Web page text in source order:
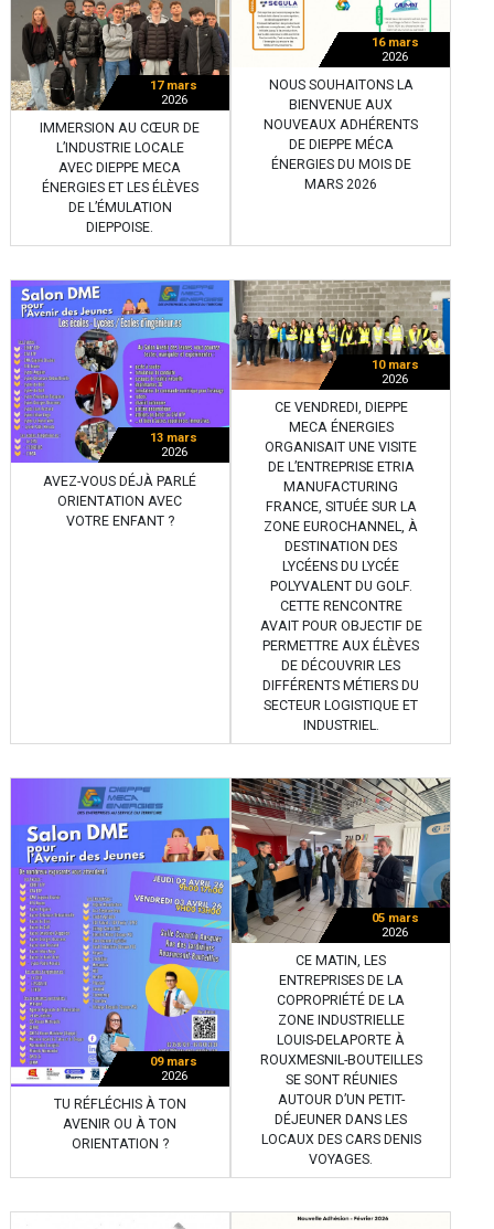
17 mars
2026
IMMERSION AU CŒUR DE
L’INDUSTRIE LOCALE
AVEC DIEPPE MECA
ÉNERGIES ET LES ÉLÈVES
DE L’ÉMULATION
DIEPPOISE.
16 mars
2026
NOUS SOUHAITONS LA
BIENVENUE AUX
NOUVEAUX ADHÉRENTS
DE DIEPPE MÉCA
ÉNERGIES DU MOIS DE
MARS 2026
13 mars
2026
AVEZ-VOUS DÉJÀ PARLÉ
ORIENTATION AVEC
VOTRE ENFANT ?
10 mars
2026
CE VENDREDI, DIEPPE
MECA ÉNERGIES
ORGANISAIT UNE VISITE
DE L’ENTREPRISE ETRIA
MANUFACTURING
FRANCE, SITUÉE SUR LA
ZONE EUROCHANNEL, À
DESTINATION DES
LYCÉENS DU LYCÉE
POLYVALENT DU GOLF.
CETTE RENCONTRE
AVAIT POUR OBJECTIF DE
PERMETTRE AUX ÉLÈVES
DE DÉCOUVRIR LES
DIFFÉRENTS MÉTIERS DU
SECTEUR LOGISTIQUE ET
INDUSTRIEL.
09 mars
2026
TU RÉFLÉCHIS À TON
AVENIR OU À TON
ORIENTATION ?
05 mars
2026
CE MATIN, LES
ENTREPRISES DE LA
COPROPRIÉTÉ DE LA
ZONE INDUSTRIELLE
LOUIS-DELAPORTE À
ROUXMESNIL-BOUTEILLES
SE SONT RÉUNIES
AUTOUR D’UN PETIT-
DÉJEUNER DANS LES
LOCAUX DES CARS DENIS
VOYAGES.